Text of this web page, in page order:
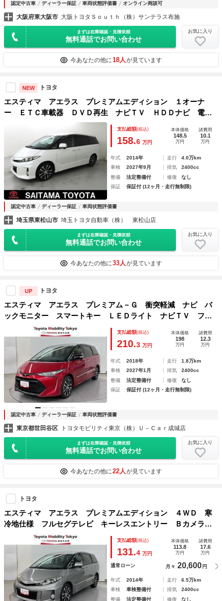
認定中古車 ディーラー保証 車両状態評価書 オンライン商談可
大阪府東大阪市 大阪トヨタＳｏｕｔｈ（株）サンテラス布施
まずは在庫確認・見積依頼
無料通話でお問い合わせ
お気に入り
今あなたの他に18人が見ています
NEW トヨタ
エスティマ アエラス プレミアムエディション １オーナ
ー ＥＴＣ車載器 ＤＶＤ再生 ナビＴＶ ＨＤＤナビ 電動
シート クルーズコントロール アルミホイール ３列シー
ト イモビ キーレス ＡＡＣ Ｗエアコン ＡＢＳ Ｗエア
バック パワーウィンド
支払総額(税込)
158.6 万円
本体価格
148.5
万円
諸費用
10.1
万円
年式 2014年 走行
4.0万km
車検
2027年9月 排気
2400cc
整備
法定整備付 修復
なし
保証
保証付 (12ヶ月・走行無制限)
認定中古車 ディーラー保証 車両状態評価書
埼玉県東松山市 埼玉トヨタ自動車（株） 東松山店
まずは在庫確認・見積依頼
無料通話でお問い合わせ
お気に入り
今あなたの他に33人が見ています
UP トヨタ
エスティマ アエラス プレミアム－Ｇ 衝突軽減 ナビ バ
ックモニター スマートキー ＬＥＤライト ナビＴＶ フル
セグテレビ オートクルーズ 記録簿 両側パワースライドド
ア ワンオーナー リアエアコン 運転席パワーシート アル
支払総額(税込)
210.3 万円
本体価格
198
万円
諸費用
12.3
万円
年式 2018年 走行
1.8万km
車検
2027年1月 排気
2400cc
整備
法定整備付 修復
なし
保証
保証付 (12ヶ月・走行無制限)
認定中古車 ディーラー保証 車両状態評価書
東京都世田谷区 トヨタモビリティ東京（株）Ｕ－Ｃａｒ成城店
まずは在庫確認・見積依頼
無料通話でお問い合わせ
お気に入り
今あなたの他に22人が見ています
トヨタ
エスティマ アエラス プレミアムエディション ４ＷＤ 寒
冷地仕様 フルセグテレビ キーレスエントリー Ｂカメラ
３列 リアオートエアコン ＤＶＤ クルーズコントロー
ル パワーウインドウ 盗難防止装置 ＡＢＳ 記録簿 スマ
ートキー ワンオーナー
支払総額(税込)
131.4 万円
本体価格
113.8
万円
諸費用
17.6
万円
通常ローン 月々 20,600 円
年式 2014年 走行
6.5万km
車検
車検整備付 排気
2400cc
整備
法定整備付 修復 なし